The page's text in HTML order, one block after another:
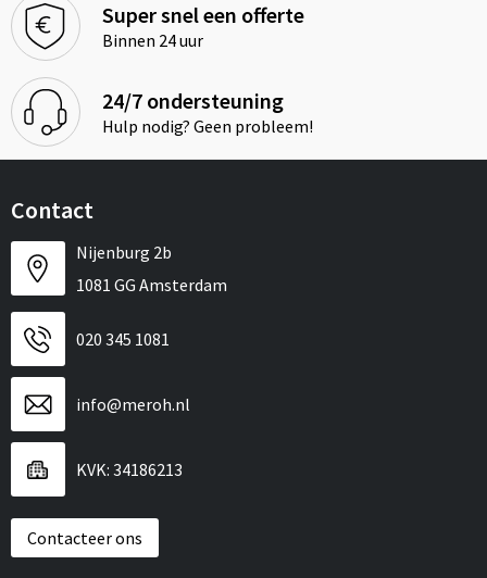
Super snel een offerte
Binnen 24 uur
24/7 ondersteuning
Hulp nodig? Geen probleem!
Contact
Nijenburg 2b
1081 GG Amsterdam
020 345 1081
info@meroh.nl
KVK: 34186213
Contacteer ons